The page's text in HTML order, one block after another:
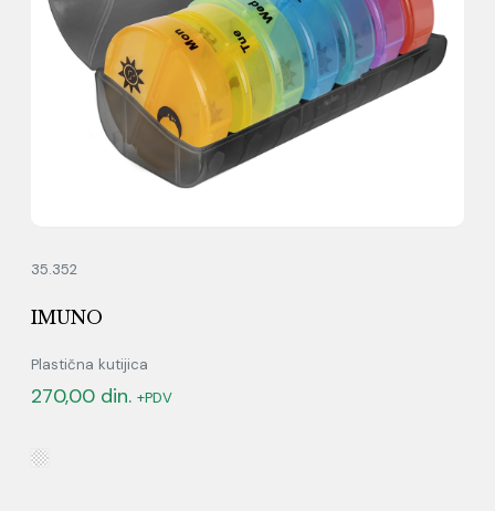
35.352
IMUNO
Plastična kutijica
270,00 din. +PDV